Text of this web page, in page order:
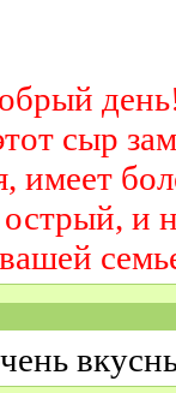
сыр
имеет
острый, и